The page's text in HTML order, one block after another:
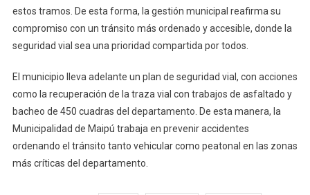
estos tramos. De esta forma, la gestión municipal reafirma su
compromiso con un tránsito más ordenado y accesible, donde la
seguridad vial sea una prioridad compartida por todos.
El municipio lleva adelante un plan de seguridad vial, con acciones
como la recuperación de la traza vial con trabajos de asfaltado y
bacheo de 450 cuadras del departamento. De esta manera, la
Municipalidad de Maipú trabaja en prevenir accidentes
ordenando el tránsito tanto vehicular como peatonal en las zonas
más críticas del departamento.